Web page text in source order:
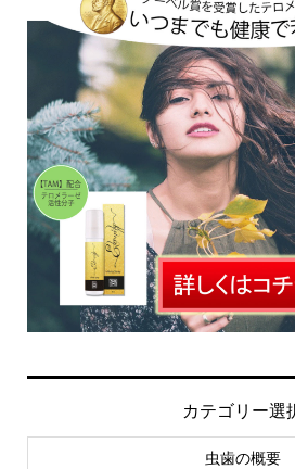
カテゴリー選
虫歯の概要